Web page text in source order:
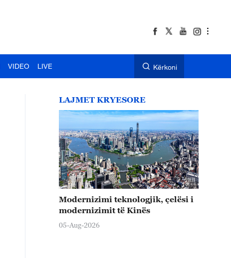
VIDEO LIVE Kërkoni
LAJMET KRYESORE
Modernizimi teknologjik, çelësi i
modernizimit të Kinës
05-Aug-2026